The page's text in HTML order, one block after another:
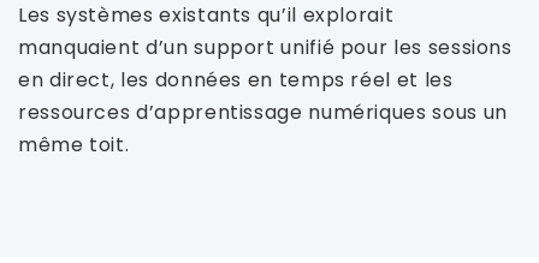
Les systèmes existants qu’il explorait
manquaient d’un support unifié pour les sessions
en direct, les données en temps réel et les
ressources d’apprentissage numériques sous un
même toit.